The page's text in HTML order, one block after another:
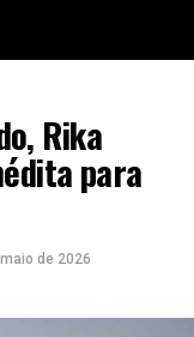
Rika
para
de 2026